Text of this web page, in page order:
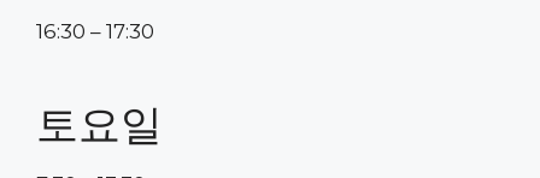
16:30 – 17:30
토요일